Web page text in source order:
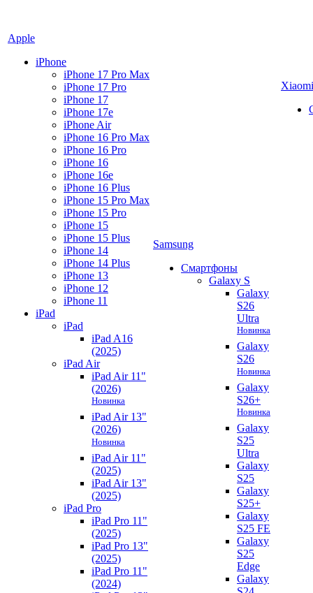
Apple
iPhone
iPhone 17 Pro Max
iPhone 17 Pro
iPhone 17
iPhone 17e
iPhone Air
iPhone 16 Pro Max
iPhone 16 Pro
iPhone 16
iPhone 16e
iPhone 16 Plus
iPhone 15 Pro Max
iPhone 15 Pro
iPhone 15
iPhone 15 Plus
iPhone 14
iPhone 14 Plus
iPhone 13
iPhone 12
iPhone 11
iPad
iPad
iPad A16
(2025)
iPad Air
iPad Air 11"
(2026)
Новинка
iPad Air 13"
(2026)
Новинка
iPad Air 11"
(2025)
iPad Air 13"
(2025)
iPad Pro
iPad Pro 11"
(2025)
iPad Pro 13"
(2025)
iPad Pro 11"
(2024)
Samsung
Смартфоны
Galaxy S
Galaxy
S26
Ultra
Новинка
Galaxy
S26
Новинка
Galaxy
S26+
Новинка
Galaxy
S25
Ultra
Galaxy
S25
Galaxy
S25+
Galaxy
S25 FE
Galaxy
S25
Edge
Galaxy
Xiaomi